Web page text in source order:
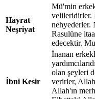
Hayrat
Neşriyat
Mü'min
velileridirler.
nehyederler.
Rasulüne
edecektir.
İbni Kesir
İnanan
olan şeyleri
verirler,
Allah'ın